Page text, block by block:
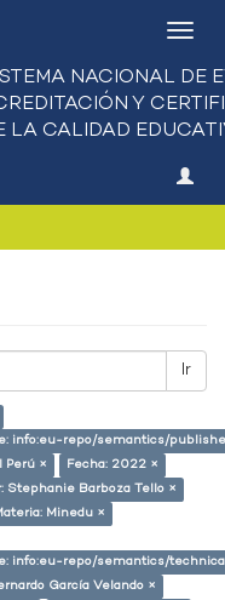
Ir
info:eu-repo/semantics/
Perú ×
Fecha: 2022 ×
Stephanie Barboza Tello ×
Minedu ×
info:eu-repo/semantics/
García Velando ×